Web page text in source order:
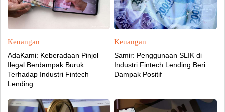
Keuangan
AdaKami: Keberadaan Pinjol
Ilegal Berdampak Buruk
Terhadap Industri Fintech
Lending
Keuangan
Samir: Penggunaan SLIK di
Industri Fintech Lending Beri
Dampak Positif